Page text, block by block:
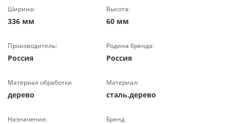
Ширина:
336 мм
Высота:
60 мм
Производитель:
Россия
Родина бренда:
Россия
Материал обработки
дерево
Материал:
сталь,дерево
Назначение: Бренд